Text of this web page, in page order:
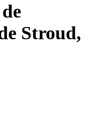
Stroud,